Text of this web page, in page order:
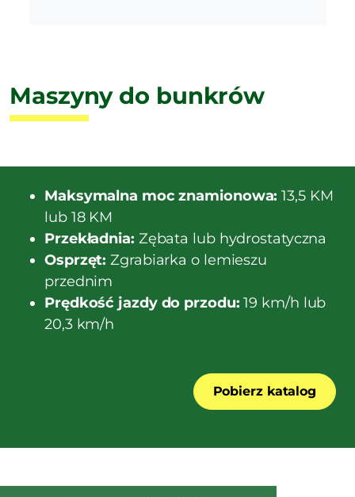
Maszyny do bunkrów
Maksymalna moc znamionowa: 13,5 KM
lub 18 KM
Przekładnia: Zębata lub hydrostatyczna
Osprzęt: Zgrabiarka o lemieszu
przednim
Prędkość jazdy do przodu: 19 km/h lub
20,3 km/h
Pobierz katalog